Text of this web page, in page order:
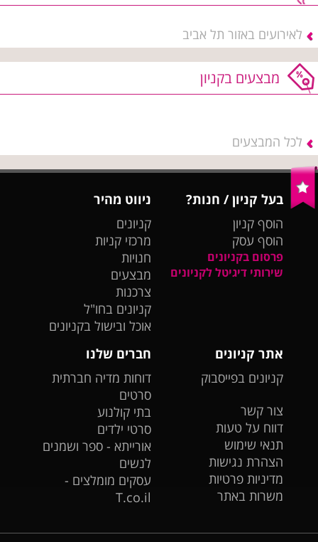
לאירועים באזור תל אביב
מבצעים בקניון
לכל המבצעים
בעל קניון / חנות?
הוסף קניון
הוסף עסק
פרסום בקניונים
שירותי דיגיטל לקניונים
ניווט מהיר
קניונים
מרכזי קניות
חנויות
מבצעים
צרכנות
קניונים בחו"ל
אוכל ובישול בקניונים
אתר קניונים
קניונים בפייסבוק
צור קשר
דווח על טעות
תנאי שימוש
הצהרת נגישות
מדיניות פרטיות
משרות באתר
חברים שלנו
דוחות מדיה חברתית
סרטים
בתי קולנוע
סרטי ילדים
אורייתא - ספר ושמנים
לנשים
עסקים מומלצים -
T.co.il